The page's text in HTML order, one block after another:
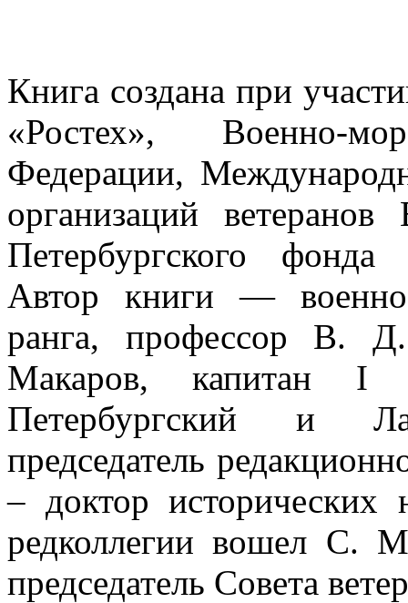
Книга создана при
«Ростех», Военно-
Федерации,
организаций
Петербургского
Автор книги —
ранга, профессор В.
Макаров, капитан I
Петербургский и
председатель
– доктор
редколлегии вошел С.
председатель Совета